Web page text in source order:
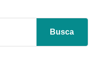
Busca